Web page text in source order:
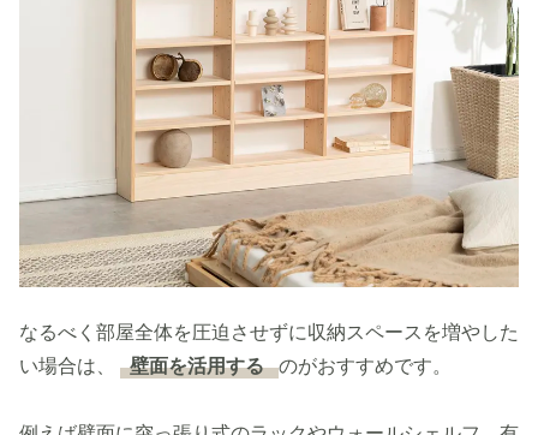
なるべく部屋全体を圧迫させずに収納スペースを増やした
い場合は、
壁面を活用する のがおすすめです。